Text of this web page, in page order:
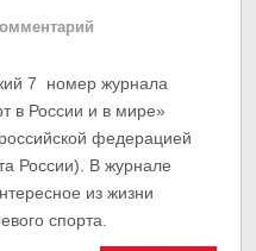
7 номер журнала
в России и в мире»
федерацией
России). В журнале
из жизни
спорта.